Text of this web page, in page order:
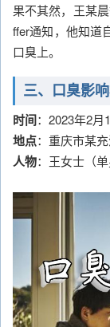
果不其然，王某
ffer通知，他知道
口臭上。
三、口臭影
时间：2023年2月
地点：重庆市某
人物：王女士（